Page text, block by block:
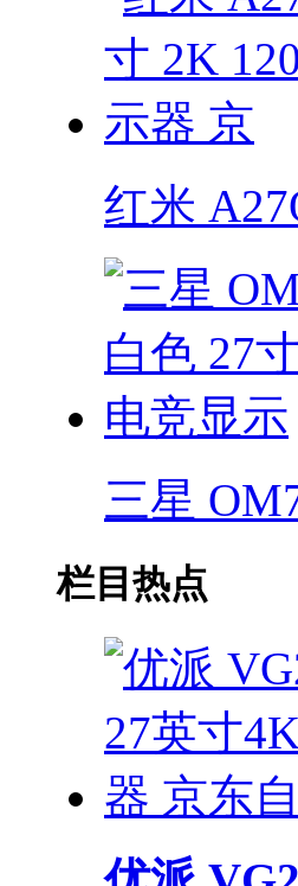
红米
三星
栏目热点